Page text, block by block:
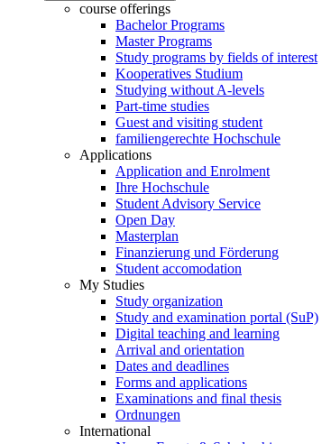
course offerings
Bachelor Programs
Master Programs
Study programs by fields of interest
Kooperatives Studium
Studying without A-levels
Part-time studies
Guest and visiting student
familiengerechte Hochschule
Applications
Application and Enrolment
Ihre Hochschule
Student Advisory Service
Open Day
Masterplan
Finanzierung und Förderung
Student accomodation
My Studies
Study organization
Study and examination portal (SuP)
Digital teaching and learning
Arrival and orientation
Dates and deadlines
Forms and applications
Examinations and final thesis
Ordnungen
International